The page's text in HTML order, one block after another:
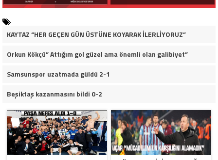
KAYTAZ “HER GEÇEN GÜN ÜSTÜNE KOYARAK İLERLİYORUZ”
Orkun Kökçü” Attığım gol güzel ama önemli olan galibiyet”
Samsunspor uzatmada güldü 2-1
Beşiktaş kazanmasını bildi 0-2